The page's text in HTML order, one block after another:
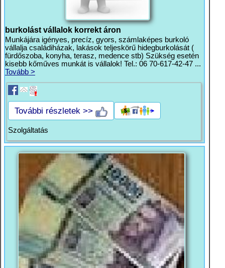
burkolást vállalok korrekt áron
Munkájára igényes, precíz, gyors, számlaképes burkoló
vállalja családiházak, lakások teljeskörű hidegburkolását (
fürdőszoba, konyha, terasz, medence stb) Szükség esetén
kisebb kőműves munkát is vállalok! Tel.: 06 70-617-42-47 ...
Tovább >
További részletek >>
Szolgáltatás